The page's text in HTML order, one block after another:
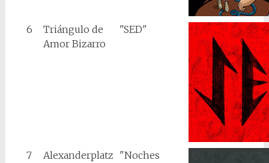
6
Triángulo de
Amor Bizarro
"SED"
7 Alexanderplatz "Noches